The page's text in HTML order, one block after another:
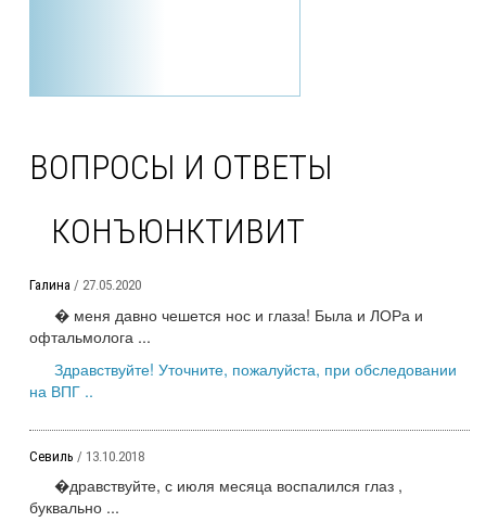
ВОПРОСЫ И ОТВЕТЫ
КОНЪЮНКТИВИТ
Галина / 27.05.2020
� меня давно чешется нос и глаза! Была и ЛОРа и
офтальмолога ...
Здравствуйте! Уточните, пожалуйста, при обследовании
на ВПГ ..
Севиль / 13.10.2018
�дравствуйте, с июля месяца воспалился глаз ,
буквально ...